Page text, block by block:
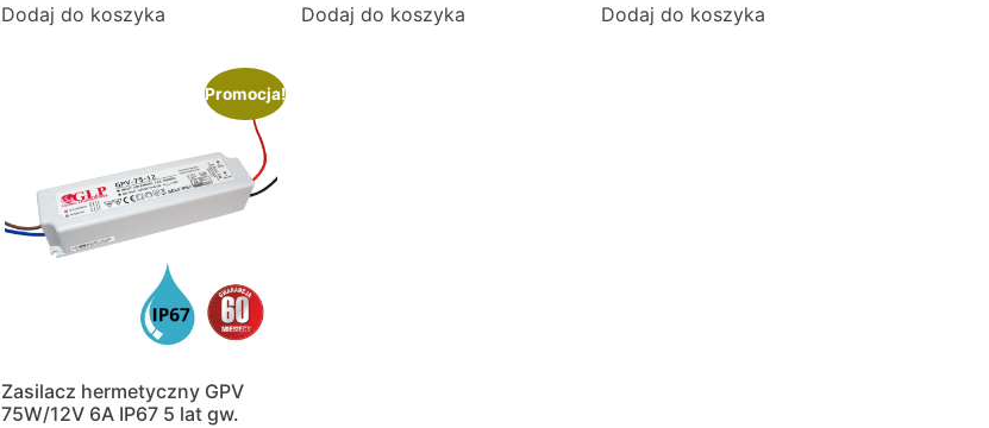
Dodaj do koszyka Dodaj do koszyka Dodaj do koszyka
Promocja!
Zasilacz hermetyczny GPV
75W/12V 6A IP67 5 lat gw.